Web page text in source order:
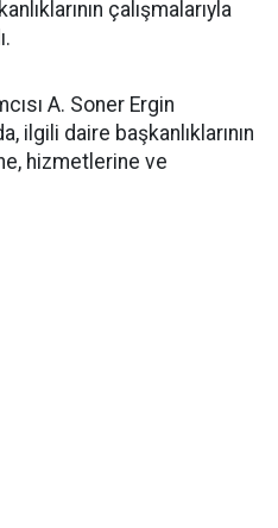
çalışmalarıyla
A. Soner Ergin
ilgili daire başkanlıklarının
hizmetlerine ve